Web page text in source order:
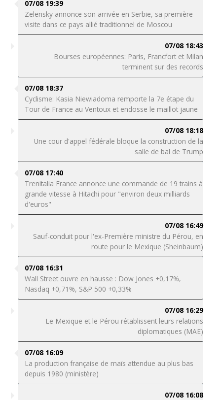
07/08 19:39
Zelensky annonce son arrivée en Serbie, sa première
visite dans ce pays allié traditionnel de Moscou
07/08 18:43
Bourses européennes: Paris, Francfort et Milan
terminent sur des records
07/08 18:37
Cyclisme: Kasia Niewiadoma remporte la 7e étape du
Tour de France au Ventoux et endosse le maillot jaune
07/08 18:18
Une cour d'appel fédérale bloque la construction de la
salle de bal de Trump
07/08 17:40
Trenitalia France annonce une commande de 19 trains à
grande vitesse à Hitachi pour "environ deux milliards
d'euros"
07/08 16:49
Sauf-conduit pour l'ex-Première ministre du Pérou, en
route pour le Mexique (Sheinbaum)
07/08 16:31
Wall Street ouvre en hausse : Dow Jones +0,17%,
Nasdaq +0,71%, S&P 500 +0,33%
07/08 16:29
Le Mexique et le Pérou rétablissent leurs relations
diplomatiques (MAE)
07/08 16:09
La production française de maïs attendue au plus bas
depuis 1980 (ministère)
07/08 16:08